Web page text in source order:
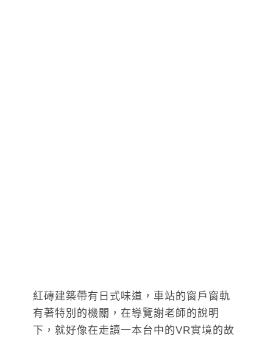
紅磚建築帶有日式味道，車站的窗戶窗軌
有著特別的機關，在導覽謝老師的說明
下，就好像在走讀一本台中的VR實境的故